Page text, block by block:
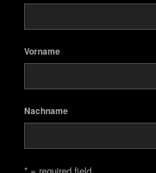
Vorname
Nachname